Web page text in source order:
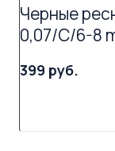
Черные
0,07/C/6-8
399 руб.